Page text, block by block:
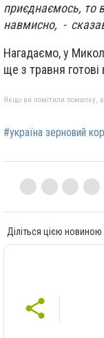
приєднаємось, то
навмисно, -
Нагадаємо, у
ще з травня готові
Якщо ви помітили помилку,
#україна зерновий
Діліться цією новиною